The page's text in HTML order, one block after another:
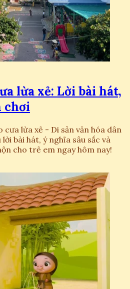
lừa xẻ: Lời bài hát,
chơi
cưa lừa xẻ - Di sản văn hóa dân
bài hát, ý nghĩa sâu sắc và
cho trẻ em ngay hôm nay!